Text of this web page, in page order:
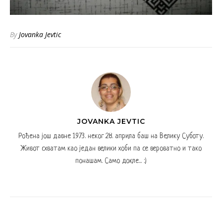
ByJovanka Jevtic
JOVANKA JEVTIC
Рођена још давне 1973. неког 28. априла баш на Велику Суботу.
Живот схватам као један велики хоби па се вероватно и тако
понашам. Само докле... :)